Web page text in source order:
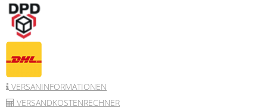
VERSANINFORMATIONEN
VERSANDKOSTENRECHNER